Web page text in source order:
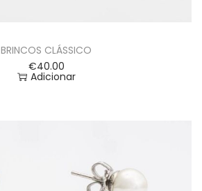
BRINCOS CLÁSSICO
€40.00
Adicionar